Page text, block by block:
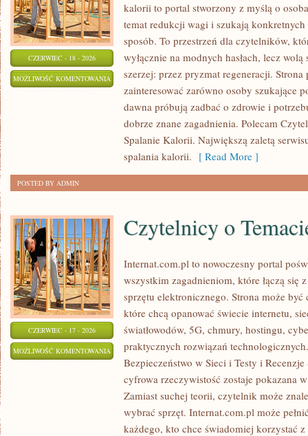
CZERWIEC - 18 - 2026
MOŻLIWOŚĆ KOMENTOWANIA PORADNIK
SUPLEMENTACYJNY
kalorii to portal stworzony z myślą o
temat redukcji wagi i szukają
sposób. To przestrzeń dla czytelników,
wyłącznie na modnych hasłach, lecz
szerzej: przez pryzmat regeneracji.
zainteresować zarówno osoby szukające
dawna próbują zadbać o zdrowie i
dobrze znane zagadnienia. Polecam
Spalanie Kalorii. Największą zaletą
spalania kalorii. [ Read More ]
POSTED BY ADMIN
CZERWIEC - 17 - 2026
MOŻLIWOŚĆ KOMENTOWANIA CZYTELNICY
TEMACIE
Czytelnicy o
Internat.com.pl to nowoczesny portal
wszystkim zagadnieniom, które łączą się
sprzętu elektronicznego. Strona może
które chcą opanować świecie internetu,
światłowodów, 5G, chmury, hostingu,
praktycznych rozwiązań
Bezpieczeństwo w Sieci i Testy i
cyfrowa rzeczywistość zostaje pokazana
Zamiast suchej teorii, czytelnik może
wybrać sprzęt. Internat.com.pl może
każdego, kto chce świadomiej korzystać